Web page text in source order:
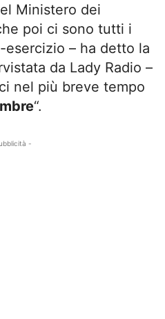
Ministero dei
poi ci sono tutti i
– ha detto la
da Lady Radio –
nel più breve tempo
“.
-